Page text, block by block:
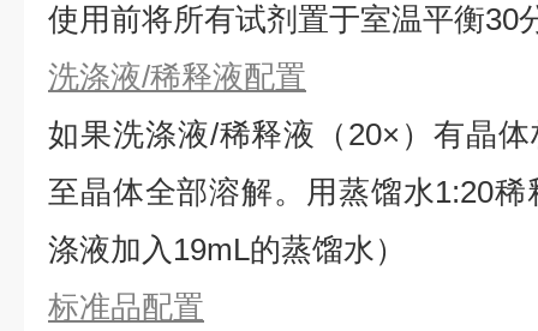
使用前将所有试剂置于室温平衡30
洗涤液/稀释液配置
如果洗涤液/稀释液（20×）有晶
⾄晶体全部溶解。用蒸馏水1:20
涤液加入19mL的蒸馏水）
标准品配置